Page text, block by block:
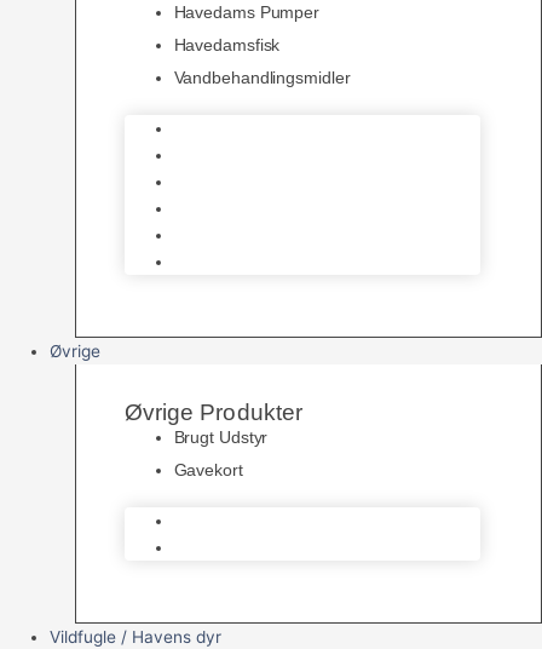
Havedams Pumper
Havedamsfisk
Vandbehandlingsmidler
Øvrige
Øvrige Produkter
Brugt Udstyr
Gavekort
Vildfugle / Havens dyr